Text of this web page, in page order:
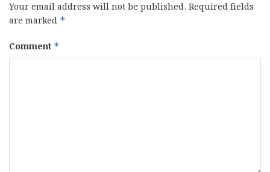
Your email address will not be published. Required fields
are marked *
Comment *